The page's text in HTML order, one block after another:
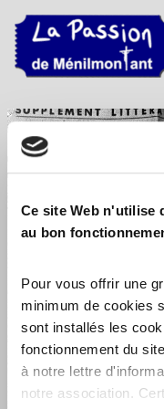
Ce site Web n'utilise
au bon
Pour vous offrir une
minimum de cookies
sont installés les
fonctionnement du
à notre lettre
notre association.